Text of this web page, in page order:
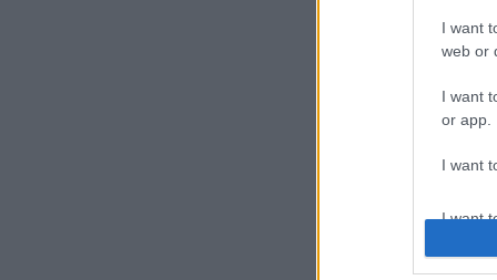
I want
web or
I want
or app.
I want
I want